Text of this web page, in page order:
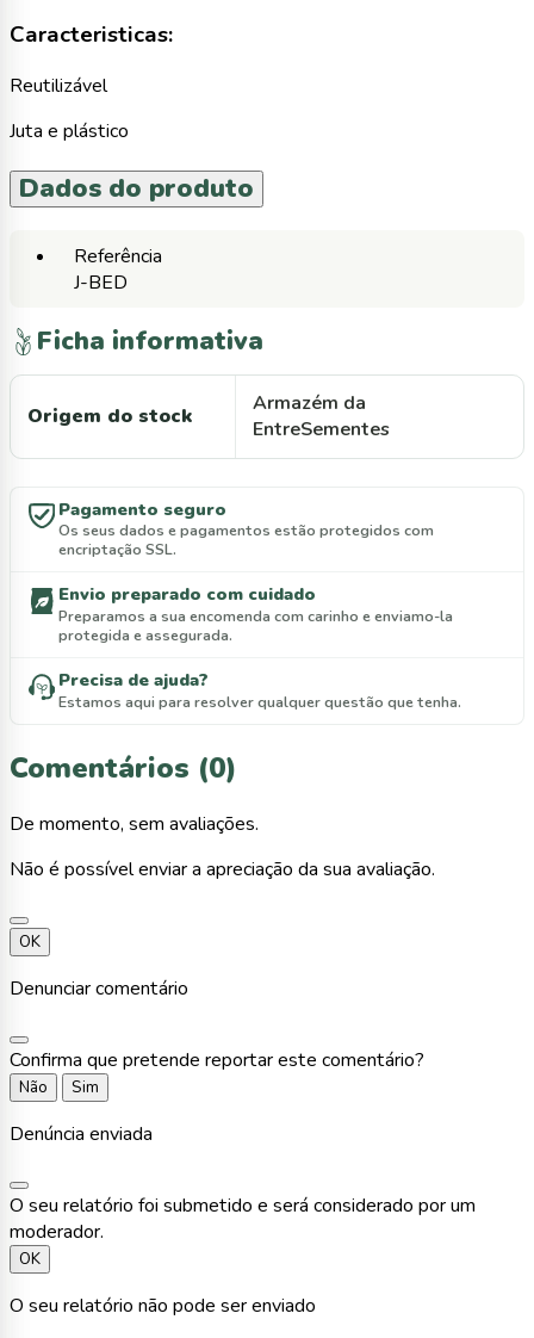
Caracteristicas:
Reutilizável
Juta e plástico
Dados do produto
Referência
J-BED
Ficha informativa
Origem do stock
Armazém da
EntreSementes
Pagamento seguro
Os seus dados e pagamentos estão protegidos com
encriptação SSL.
Envio preparado com cuidado
Preparamos a sua encomenda com carinho e enviamo-la
protegida e assegurada.
Precisa de ajuda?
Estamos aqui para resolver qualquer questão que tenha.
Comentários (0)
De momento, sem avaliações.
Não é possível enviar a apreciação da sua avaliação.
OK
Denunciar comentário
Confirma que pretende reportar este comentário?
Não Sim
Denúncia enviada
O seu relatório foi submetido e será considerado por um
moderador.
OK
O seu relatório não pode ser enviado